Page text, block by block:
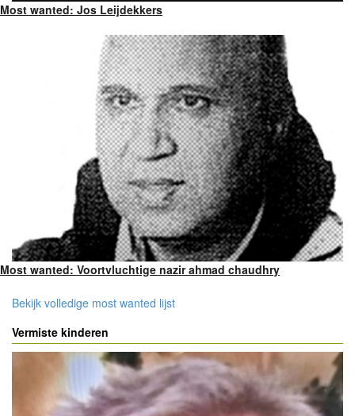
Most wanted: Jos Leijdekkers
Most wanted: Voortvluchtige nazir ahmad chaudhry
Bekijk volledige most wanted lijst
Vermiste kinderen